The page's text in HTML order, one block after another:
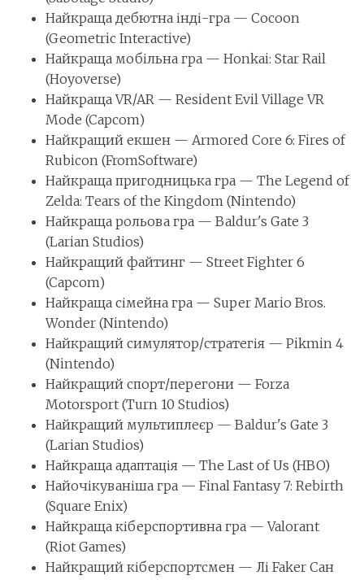
Найкраща дебютна інді-гра — Cocoon
(Geometric Interactive)
Найкраща мобільна гра — Honkai: Star Rail
(Hoyoverse)
Найкраща VR/AR — Resident Evil Village VR
Mode (Capcom)
Найкращий екшен — Armored Core 6: Fires of
Rubicon (FromSoftware)
Найкраща пригодницька гра — The Legend of
Zelda: Tears of the Kingdom (Nintendo)
Найкраща рольова гра — Baldur's Gate 3
(Larian Studios)
Найкращий файтинг — Street Fighter 6
(Capcom)
Найкраща сімейна гра — Super Mario Bros.
Wonder (Nintendo)
Найкращий симулятор/стратегія — Pikmin 4
(Nintendo)
Найкращий спорт/перегони — Forza
Motorsport (Turn 10 Studios)
Найкращий мультиплеєр — Baldur's Gate 3
(Larian Studios)
Найкраща адаптація — The Last of Us (HBO)
Найочікуваніша гра — Final Fantasy 7: Rebirth
(Square Enix)
Найкраща кіберспортивна гра — Valorant
(Riot Games)
Найкращий кіберспортсмен — Лі Faker Сан